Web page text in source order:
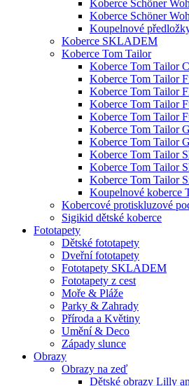
Koberce Schöner
Koberce Schöner
Koupelnové
Koberce SKLADEM
Koberce Tom Tailor
Koberce Tom Tailor
Koberce Tom Tailor
Koberce Tom Tailor
Koberce Tom Tailor
Koberce Tom Tailor
Koberce Tom Tailor
Koberce Tom Tailor
Koberce Tom Tailor
Koberce Tom Tailor
Koberce Tom Tailor
Koupelnové koberce
Kobercové protiskluzové
Sigikid dětské koberce
Fototapety
Dětské fototapety
Dveřní fototapety
Fototapety SKLADEM
Fototapety z cest
Moře & Pláže
Parky & Zahrady
Příroda a Květiny
Umění & Deco
Západy slunce
Obrazy
Obrazy na zeď
Dětské obrazy Lilly